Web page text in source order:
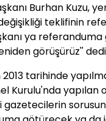
Burhan Kuzu,
teklifinin
ya
görüşürüz''
tarihinde
Kurulu'nda